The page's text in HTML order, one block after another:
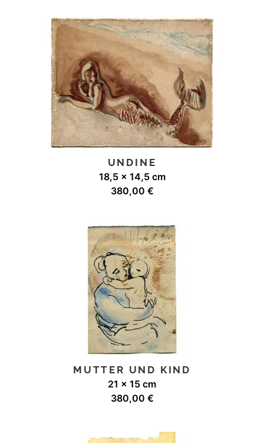
UNDINE
18,5 x 14,5 cm
380,00 €
MUTTER UND KIND
21 x 15 cm
380,00 €